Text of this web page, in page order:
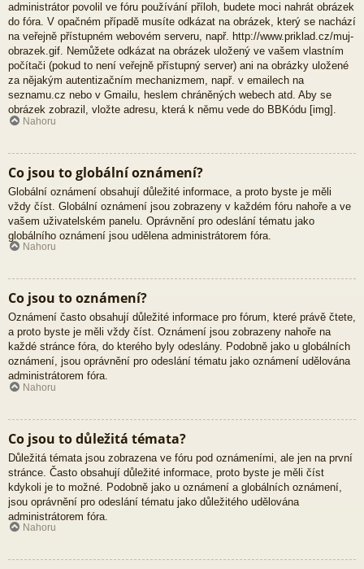
administrátor povolil ve fóru používání příloh, budete moci nahrát obrázek
do fóra. V opačném případě musíte odkázat na obrázek, který se nachází
na veřejně přístupném webovém serveru, např. http://www.priklad.cz/muj-
obrazek.gif. Nemůžete odkázat na obrázek uložený ve vašem vlastním
počítači (pokud to není veřejně přístupný server) ani na obrázky uložené
za nějakým autentizačním mechanizmem, např. v emailech na
seznamu.cz nebo v Gmailu, heslem chráněných webech atd. Aby se
obrázek zobrazil, vložte adresu, která k němu vede do BBKódu [img].
Nahoru
Co jsou to globální oznámení?
Globální oznámení obsahují důležité informace, a proto byste je měli
vždy číst. Globální oznámení jsou zobrazeny v každém fóru nahoře a ve
vašem uživatelském panelu. Oprávnění pro odeslání tématu jako
globálního oznámení jsou udělena administrátorem fóra.
Nahoru
Co jsou to oznámení?
Oznámení často obsahují důležité informace pro fórum, které právě čtete,
a proto byste je měli vždy číst. Oznámení jsou zobrazeny nahoře na
každé stránce fóra, do kterého byly odeslány. Podobně jako u globálních
oznámení, jsou oprávnění pro odeslání tématu jako oznámení udělována
administrátorem fóra.
Nahoru
Co jsou to důležitá témata?
Důležitá témata jsou zobrazena ve fóru pod oznámeními, ale jen na první
stránce. Často obsahují důležité informace, proto byste je měli číst
kdykoli je to možné. Podobně jako u oznámení a globálních oznámení,
jsou oprávnění pro odeslání tématu jako důležitého udělována
administrátorem fóra.
Nahoru